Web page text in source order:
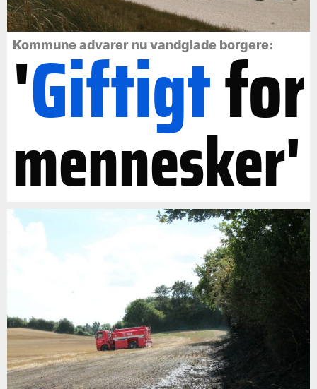
Kommune advarer nu vandglade borgere:
'Giftigtfor
mennesker'